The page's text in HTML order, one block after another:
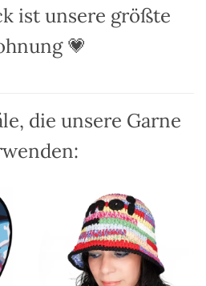
können
auf
ist unsere größte
💗
die unsere Garne